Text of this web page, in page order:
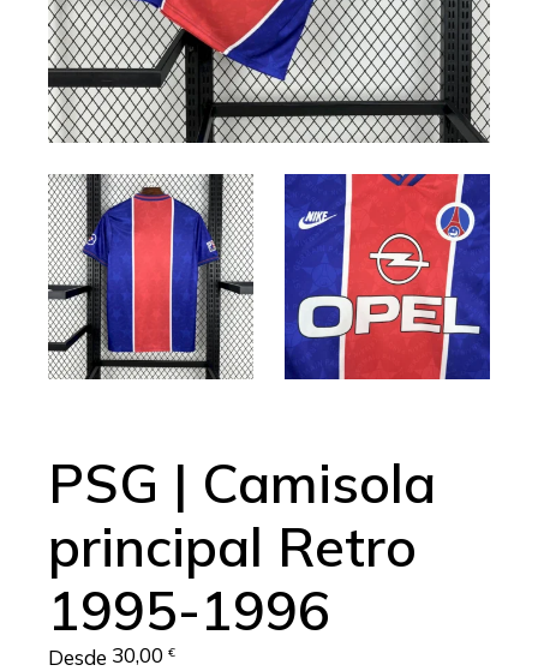
PSG | Camisola
principal Retro
1995-1996
Desde 30,00€